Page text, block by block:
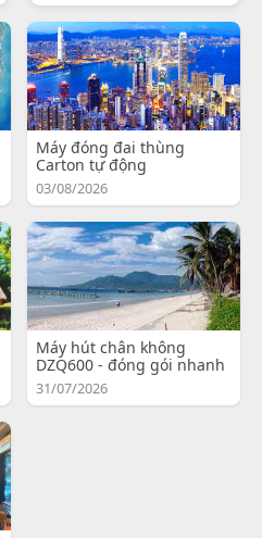
Máy đóng đai thùng
Carton tự động
03/08/2026
Máy hút chân không
DZQ600 - đóng gói nhanh
31/07/2026